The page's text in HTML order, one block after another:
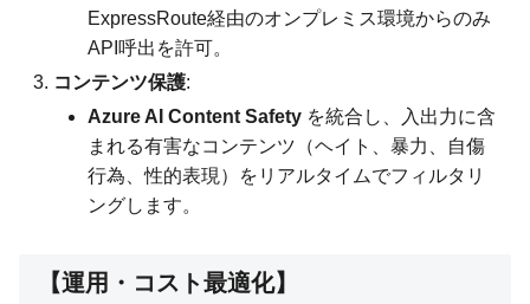
ExpressRoute経由のオンプレミス環境からのみ
API呼出を許可。
コンテンツ保護:
Azure AI Content Safety を統合し、入出力に含
まれる有害なコンテンツ（ヘイト、暴力、自傷
行為、性的表現）をリアルタイムでフィルタリ
ングします。
【運用・コスト最適化】